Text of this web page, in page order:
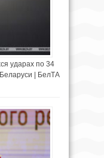
ударах по 34
| БелТА